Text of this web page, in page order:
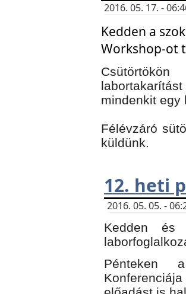
2016. 05. 17. -
Kedden a
Workshop-ot
mindenkit
Félévzáró
küldünk.
12. heti
2016. 05. 05. -
Kedden és
Pénteken